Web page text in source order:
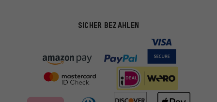
SICHER BEZAHLEN
Passendere Angebote
Du bekommst, statt zufälliger Werbung, genauer passende
Angebote von uns. Diese Cookies helfen uns, Deine Interessen
besser zu erkennen und Dir relevante Produkte und Tipps zu